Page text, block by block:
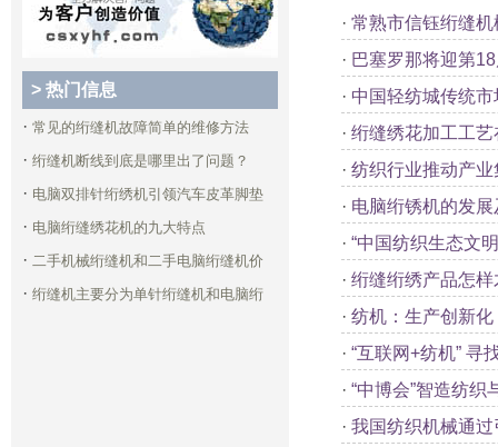
> 热门信息
· 常见的绗缝机故障简单的维修方法
· 绗缝机断线到底是哪里出了问题？
· 电脑双排针绗绣机引领汽车皮革脚垫
· 电脑绗缝绣花机的九大特点
· 二手机械绗缝机和二手电脑绗缝机价
· 绗缝机主要分为单针绗缝机和电脑绗
· 常熟市信钰绗缝
· 巴塞罗那将迎第
· 中国轻纺城传统
· 绗缝绣花加工工
· 纺织行业推动产
· 电脑绗锈机的发展
· “中国纺织生态文
· 绗缝绗绣产品怎
· 纺机：生产创新
· “互联网+纺机” 寻
· “中博会”智造纺织
· 我国纺织机械通